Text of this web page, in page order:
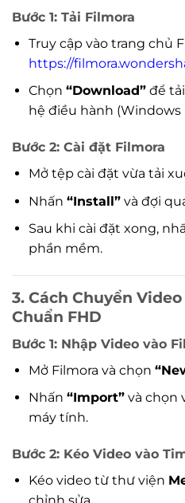
Bước 1: Tải Filmora
Truy cập vào trang chủ
https://
Chọn “Download”để
hệ điều hành (Windows
Bước 2: Cài đặt Filmora
Mở tệp cài đặt vừa tải
Nhấn “Install”và đợi
Sau khi cài đặt xong,
phần mềm.
3. Cách Chuyển
Chuẩn FHD
Bước 1: Nhập Video vào
Mở Filmora và chọn
Nhấn “Import”và chọn
máy tính.
Bước 2: Kéo Video vào
Kéo video từ thư viện